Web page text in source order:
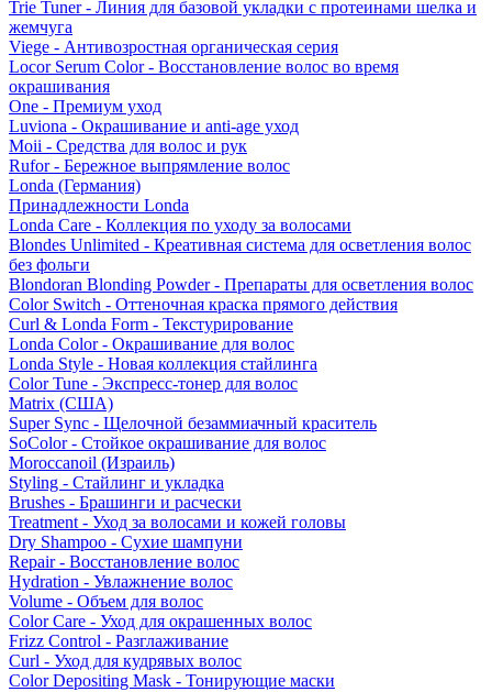
Trie Tuner - Линия для базовой укладки с протеинами шелка и
жемчуга
Viege - Антивозростная органическая серия
Locor Serum Color - Восстановление волос во время
окрашивания
One - Премиум уход
Luviona - Окрашивание и anti-age уход
Moii - Средства для волос и рук
Rufor - Бережное выпрямление волос
Londa (Германия)
Принадлежности Londa
Londa Care - Коллекция по уходу за волосами
Blondes Unlimited - Креативная система для осветления волос
без фольги
Blondoran Blonding Powder - Препараты для осветления волос
Color Switch - Оттеночная краска прямого действия
Curl & Londa Form - Текстурирование
Londa Color - Окрашивание для волос
Londa Style - Новая коллекция стайлинга
Color Tune - Экспресс-тонер для волос
Matrix (США)
Super Sync - Щелочной безаммиачный краситель
SoColor - Стойкое окрашивание для волос
Moroccanoil (Израиль)
Styling - Стайлинг и укладка
Brushes - Брашинги и расчески
Treatment - Уход за волосами и кожей головы
Dry Shampoo - Сухие шампуни
Repair - Восстановление волос
Hydration - Увлажнение волос
Volume - Объем для волос
Color Care - Уход для окрашенных волос
Frizz Control - Разглаживание
Curl - Уход для кудрявых волос
Color Depositing Mask - Тонирующие маски